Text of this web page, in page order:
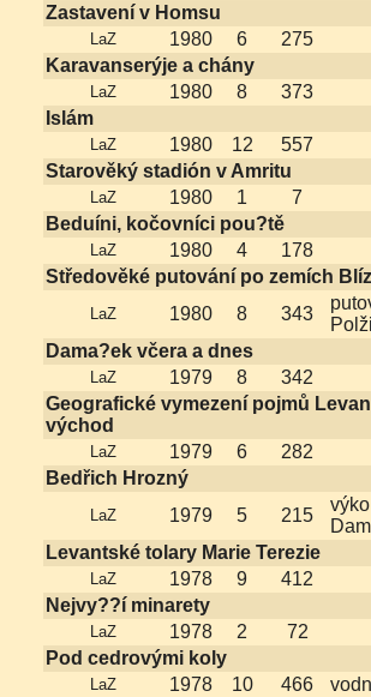
Zastavení v Homsu
LaZ 1980 6
275
Karavanserýje a chány
LaZ 1980 8
373
Islám
LaZ 1980 12
557
Starověký stadión v Amritu
LaZ 1980 1
7
Beduíni, kočovníci pou?tě
LaZ 1980 4
178
Středověké putování po zemích
LaZ 1980 8 343
Dama?ek včera a dnes
LaZ 1979 8
342
Geografické vymezení pojmů
východ
LaZ 1979 6
282
Bedřich Hrozný
LaZ 1979 5 215
Levantské tolary Marie Terezie
LaZ 1978 9
412
Nejvy??í minarety
LaZ 1978 2
72
Pod cedrovými koly
LaZ 1978 10 466